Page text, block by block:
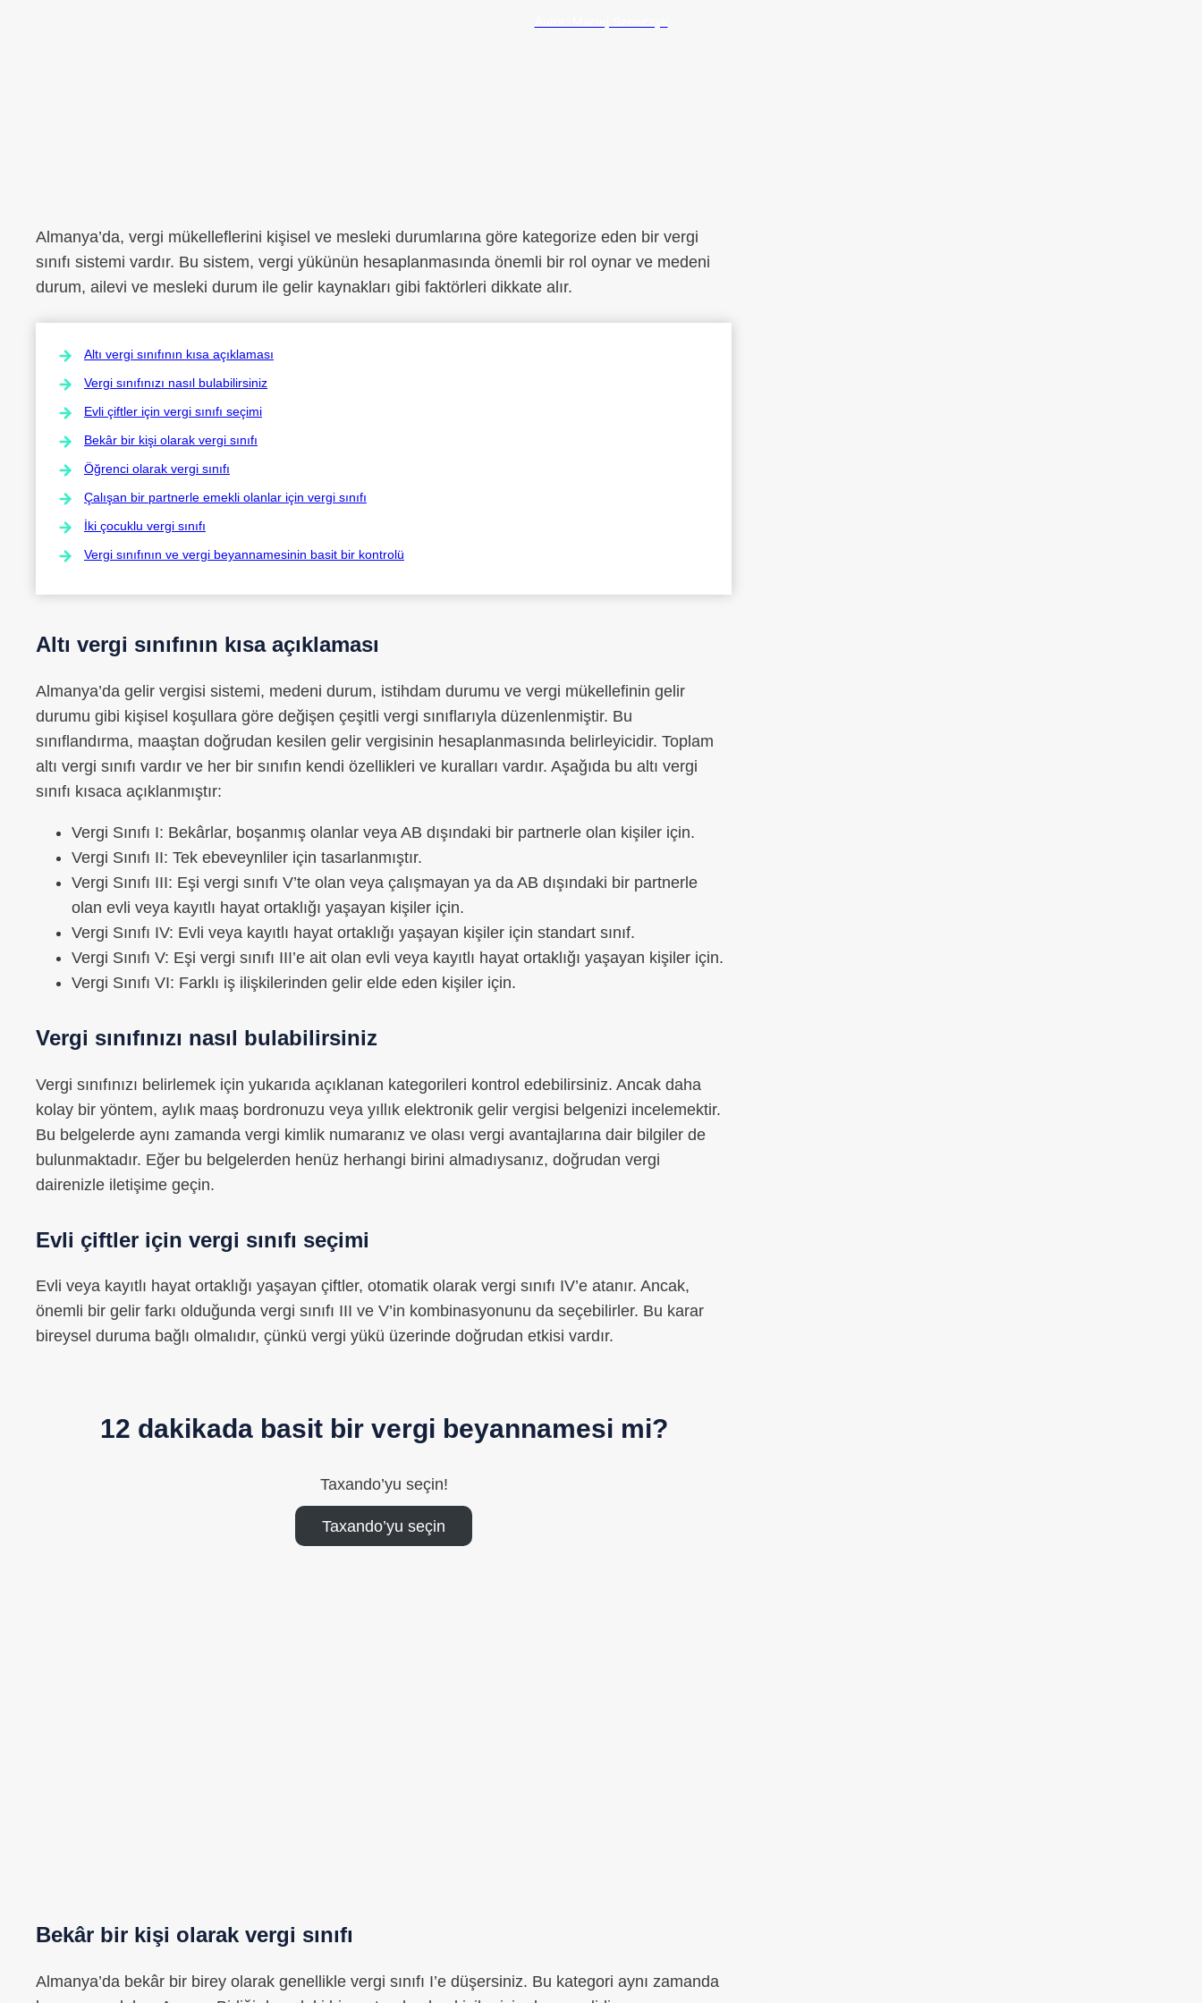
Almanya’da, vergi mükelleflerini kişisel ve mesleki durumlarına göre kategorize eden bir vergi
sınıfı sistemi vardır. Bu sistem, vergi yükünün hesaplanmasında önemli bir rol oynar ve medeni
durum, ailevi ve mesleki durum ile gelir kaynakları gibi faktörleri dikkate alır.
Altı vergi sınıfının kısa açıklaması
Vergi sınıfınızı nasıl bulabilirsiniz
Evli çiftler için vergi sınıfı seçimi
Bekâr bir kişi olarak vergi sınıfı
Öğrenci olarak vergi sınıfı
Çalışan bir partnerle emekli olanlar için vergi sınıfı
İki çocuklu vergi sınıfı
Vergi sınıfının ve vergi beyannamesinin basit bir kontrolü
Altı vergi sınıfının kısa açıklaması
Almanya’da gelir vergisi sistemi, medeni durum, istihdam durumu ve vergi mükellefinin gelir
durumu gibi kişisel koşullara göre değişen çeşitli vergi sınıflarıyla düzenlenmiştir. Bu
sınıflandırma, maaştan doğrudan kesilen gelir vergisinin hesaplanmasında belirleyicidir. Toplam
altı vergi sınıfı vardır ve her bir sınıfın kendi özellikleri ve kuralları vardır. Aşağıda bu altı vergi
sınıfı kısaca açıklanmıştır:
Vergi Sınıfı I: Bekârlar, boşanmış olanlar veya AB dışındaki bir partnerle olan kişiler için.
Vergi Sınıfı II: Tek ebeveynliler için tasarlanmıştır.
Vergi Sınıfı III: Eşi vergi sınıfı V’te olan veya çalışmayan ya da AB dışındaki bir partnerle
olan evli veya kayıtlı hayat ortaklığı yaşayan kişiler için.
Vergi Sınıfı IV: Evli veya kayıtlı hayat ortaklığı yaşayan kişiler için standart sınıf.
Vergi Sınıfı V: Eşi vergi sınıfı III’e ait olan evli veya kayıtlı hayat ortaklığı yaşayan kişiler için.
Vergi Sınıfı VI: Farklı iş ilişkilerinden gelir elde eden kişiler için.
Vergi sınıfınızı nasıl bulabilirsiniz
Vergi sınıfınızı belirlemek için yukarıda açıklanan kategorileri kontrol edebilirsiniz. Ancak daha
kolay bir yöntem, aylık maaş bordronuzu veya yıllık elektronik gelir vergisi belgenizi incelemektir.
Bu belgelerde aynı zamanda vergi kimlik numaranız ve olası vergi avantajlarına dair bilgiler de
bulunmaktadır. Eğer bu belgelerden henüz herhangi birini almadıysanız, doğrudan vergi
dairenizle iletişime geçin.
Evli çiftler için vergi sınıfı seçimi
Evli veya kayıtlı hayat ortaklığı yaşayan çiftler, otomatik olarak vergi sınıfı IV’e atanır. Ancak,
önemli bir gelir farkı olduğunda vergi sınıfı III ve V’in kombinasyonunu da seçebilirler. Bu karar
bireysel duruma bağlı olmalıdır, çünkü vergi yükü üzerinde doğrudan etkisi vardır.
12 dakikada basit bir vergi beyannamesi mi?
Taxando’yu seçin!
Taxando’yu seçin
Bekâr bir kişi olarak vergi sınıfı
Almanya’da bekâr bir birey olarak genellikle vergi sınıfı I’e düşersiniz. Bu kategori aynı zamanda